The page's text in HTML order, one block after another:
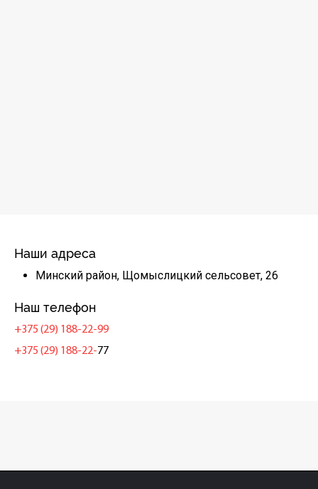
Наши адреса
Минский район, Щомыслицкий сельсовет, 26
Наш телефон
+375 (29) 188-22-99
+375 (29) 188-22-77